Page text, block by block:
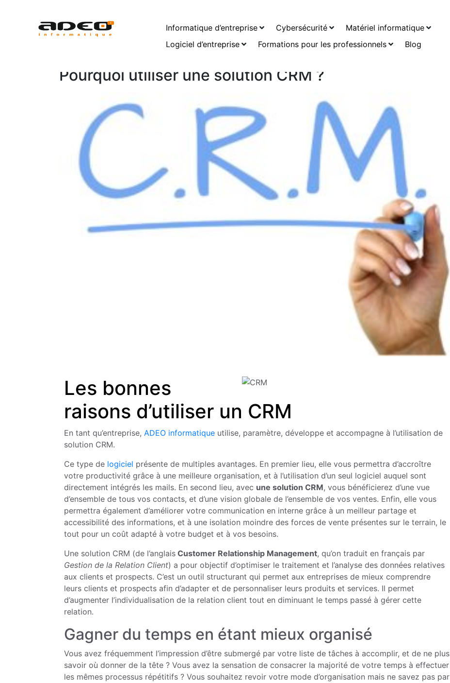
Informatique d’entreprise Cybersécurité
Matériel informatique
Logiciel d’entreprise
Formations pour les professionnels Blog
Mois : mai 2018
Pourquoi utiliser une solution CRM ?
Les bonnes
raisons d’utiliser un CRM
En tant qu’entreprise, ADEO informatique utilise, paramètre, développe et accompagne à l’utilisation de
solution CRM.
Ce type de logiciel présente de multiples avantages. En premier lieu, elle vous permettra d’accroître
votre productivité grâce à une meilleure organisation, et à l’utilisation d’un seul logiciel auquel sont
directement intégrés les mails. En second lieu, avec une solution CRM, vous bénéficierez d’une vue
d’ensemble de tous vos contacts, et d’une vision globale de l’ensemble de vos ventes. Enfin, elle vous
permettra également d’améliorer votre communication en interne grâce à un meilleur partage et
accessibilité des informations, et à une isolation moindre des forces de vente présentes sur le terrain, le
tout pour un coût adapté à votre budget et à vos besoins.
Une solution CRM (de l’anglais Customer Relationship Management, qu’on traduit en français par
Gestion de la Relation Client) a pour objectif d’optimiser le traitement et l’analyse des données relatives
aux clients et prospects. C’est un outil structurant qui permet aux entreprises de mieux comprendre
leurs clients et prospects afin d’adapter et de personnaliser leurs produits et services. Il permet
d’augmenter l’individualisation de la relation client tout en diminuant le temps passé à gérer cette
relation.
Gagner du temps en étant mieux organisé
Vous avez fréquemment l’impression d’être submergé par votre liste de tâches à accomplir, et de ne plus
savoir où donner de la tête ? Vous avez la sensation de consacrer la majorité de votre temps à effectuer
les mêmes processus répétitifs ? Vous souhaitez revoir votre mode d’organisation mais ne savez pas par